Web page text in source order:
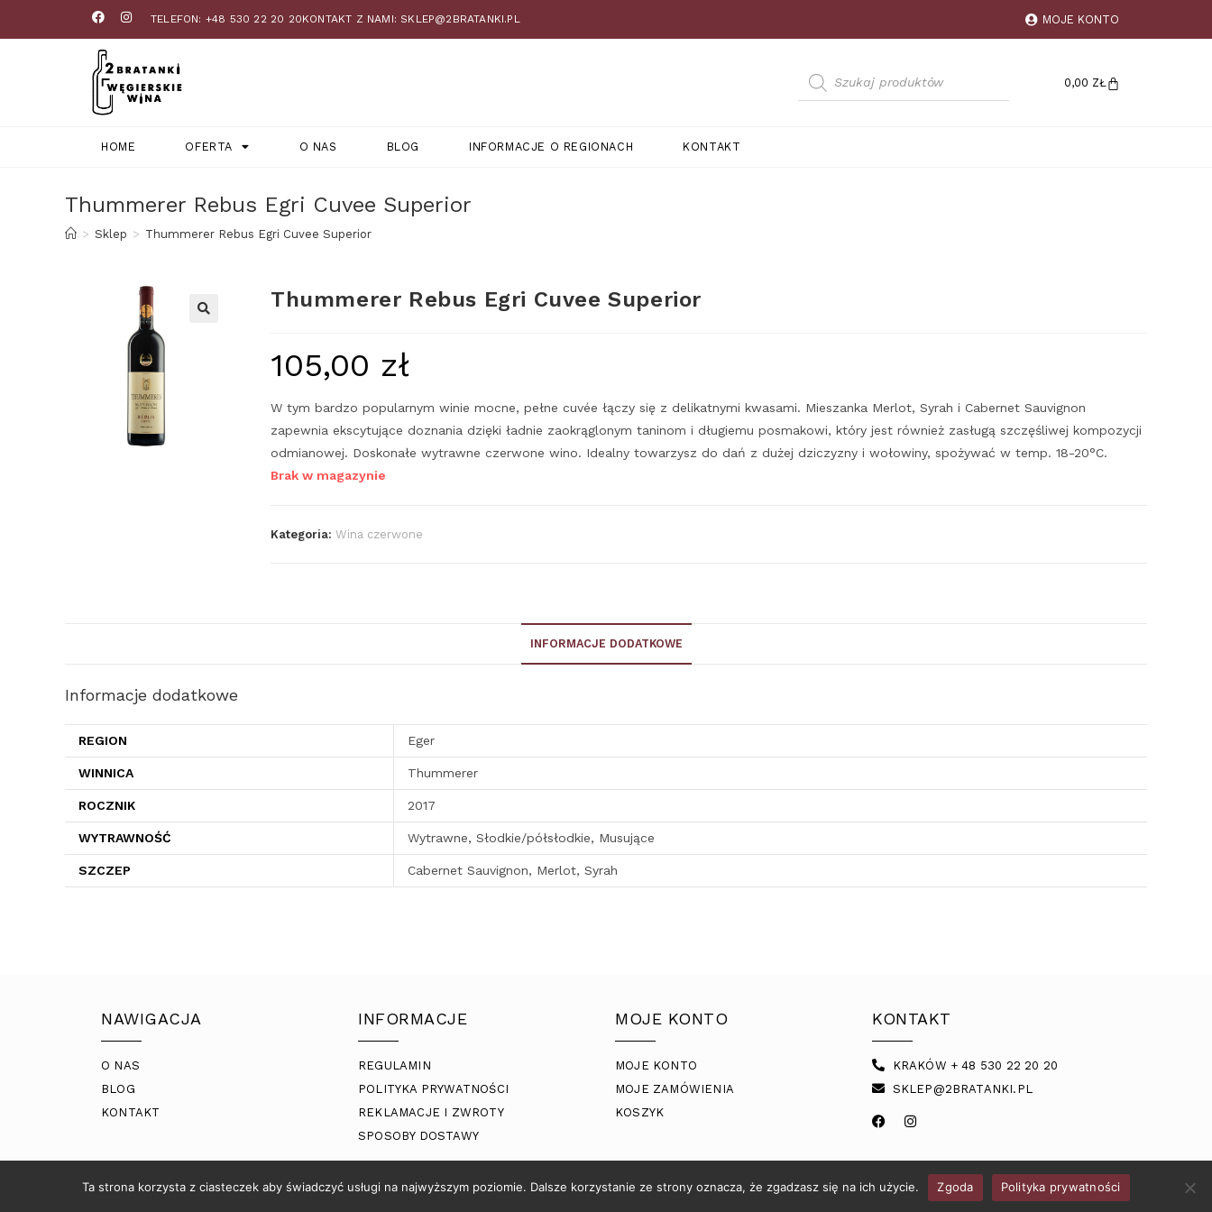
TELEFON: +48 530 22 20 20KONTAKT Z NAMI: SKLEP@2BRATANKI.PL MOJE KONTO
0,00 ZŁ
HOME OFERTA O NAS BLOG INFORMACJE O REGIONACH KONTAKT
Thummerer Rebus Egri Cuvee Superior
> Sklep > Thummerer Rebus Egri Cuvee Superior
Thummerer Rebus Egri Cuvee Superior
105,00 zł
W tym bardzo popularnym winie mocne, pełne cuvée łączy się z delikatnymi kwasami. Mieszanka Merlot, Syrah i Cabernet Sauvignon
zapewnia ekscytujące doznania dzięki ładnie zaokrąglonym taninom i długiemu posmakowi, który jest również zasługą szczęśliwej kompozycji
odmianowej. Doskonałe wytrawne czerwone wino. Idealny towarzysz do dań z dużej dziczyzny i wołowiny, spożywać w temp. 18-20°C.
Brak w magazynie
Kategoria: Wina czerwone
INFORMACJE DODATKOWE
Informacje dodatkowe
REGION Eger
WINNICA Thummerer
ROCZNIK 2017
WYTRAWNOŚĆ Wytrawne, Słodkie/półsłodkie, Musujące
SZCZEP Cabernet Sauvignon, Merlot, Syrah
NAWIGACJA
O NAS
BLOG
KONTAKT
INFORMACJE
REGULAMIN
POLITYKA PRYWATNOŚCI
REKLAMACJE I ZWROTY
SPOSOBY DOSTAWY
MOJE KONTO
MOJE KONTO
MOJE ZAMÓWIENIA
KOSZYK
KONTAKT
KRAKÓW + 48 530 22 20 20
SKLEP@2BRATANKI.PL
© COPYRIGHT 2021 2BRATANKI | VARTO.PL POLITYKA PRYWATNOŚCI
Ta strona korzysta z ciasteczek aby świadczyć usługi na najwyższym poziomie. Dalsze korzystanie ze strony oznacza, że zgadzasz się na ich użycie. Zgoda Polityka prywatności